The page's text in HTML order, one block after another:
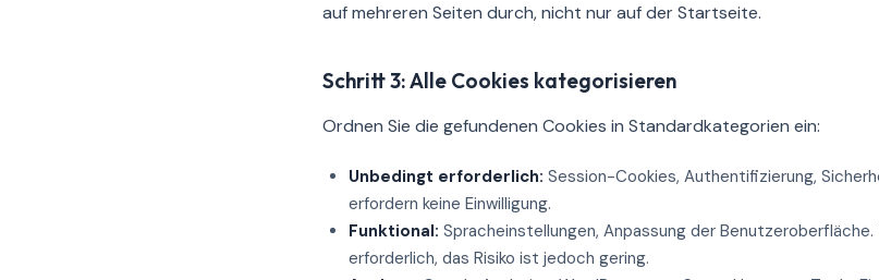
auf mehreren Seiten durch, nicht nur auf der Startseite.
Schritt 3: Alle Cookies kategorisieren
Ordnen Sie die gefundenen Cookies in Standardkategorien ein:
Unbedingt erforderlich: Session-Cookies, Authentifizierung,
erfordern keine Einwilligung.
Funktional: Spracheinstellungen, Anpassung der
erforderlich, das Risiko ist jedoch gering.